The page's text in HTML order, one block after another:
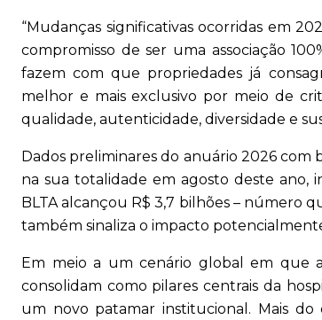
“Mudanças significativas ocorridas em
compromisso de ser uma associação
fazem com que propriedades já
melhor e mais exclusivo por meio de
qualidade, autenticidade, diversidade e
Dados preliminares do anuário 2026 com
na sua totalidade em agosto deste ano,
BLTA alcançou R$ 3,7 bilhões – número
também sinaliza o impacto
Em meio a um cenário global em que
consolidam como pilares centrais da
um novo patamar institucional. Mais do